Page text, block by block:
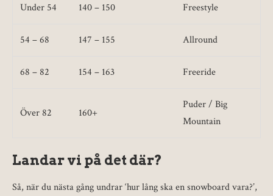
Under 54 140 – 150 Freestyle
54 – 68 147 – 155 Allround
68 – 82 154 – 163 Freeride
Över 82 160+
Puder / Big
Mountain
Landar vi på det där?
Så, när du nästa gång undrar ‘hur lång ska en snowboard vara?’,